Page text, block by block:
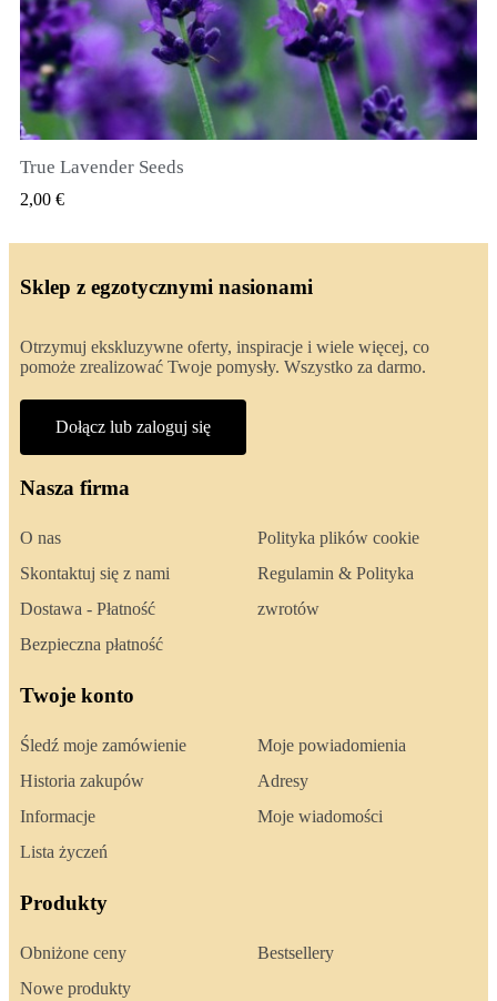
SZYBKI PODGLĄD
True Lavender Seeds
2,00 €
Sklep z egzotycznymi nasionami
Otrzymuj ekskluzywne oferty, inspiracje i wiele więcej, co
pomoże zrealizować Twoje pomysły. Wszystko za darmo.
Dołącz lub zaloguj się
Nasza firma
O nas
Skontaktuj się z nami
Dostawa - Płatność
Bezpieczna płatność
Polityka plików cookie
Regulamin & Polityka
zwrotów
Twoje konto
Śledź moje zamówienie
Historia zakupów
Informacje
Lista życzeń
Moje powiadomienia
Adresy
Moje wiadomości
Produkty
Obniżone ceny
Nowe produkty
Bestsellery